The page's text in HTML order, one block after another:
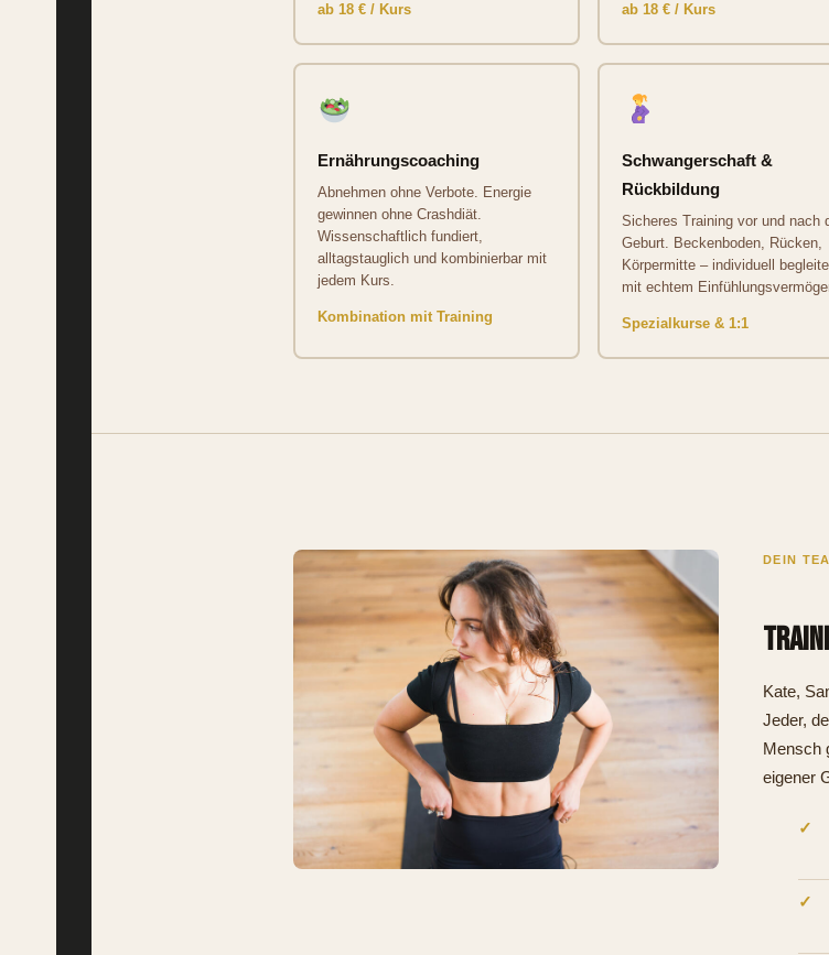
ab 18 € / Kurs ab 18 € / Kurs
Ernährungscoaching
Abnehmen ohne Verbote. Energie
gewinnen ohne Crashdiät.
Wissenschaftlich fundiert,
alltagstauglich und kombinierbar mit
jedem Kurs.
Kombination mit Training
Schwangerschaft &
Rückbildung
Sicheres Training vor und nach
Geburt. Beckenboden, Rücken,
Körpermitte – individuell
mit echtem
Spezialkurse & 1:1
DEIN
Kate,
Jeder,
Mensch
eigener